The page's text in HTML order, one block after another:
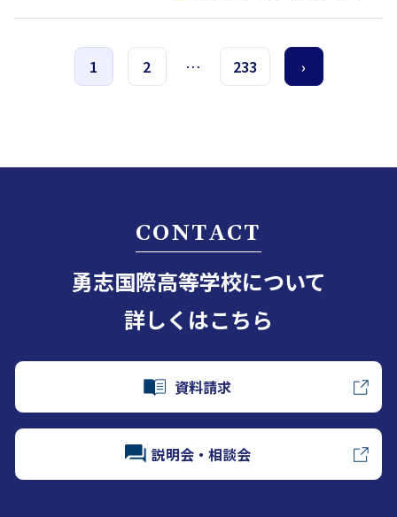
1 2 … 233 ›
CONTACT
勇志国際高等学校について
詳しくはこちら
資料請求
説明会・相談会